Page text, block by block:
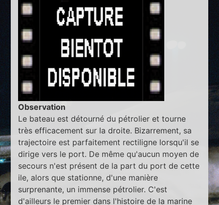
Observation
Le bateau est détourné du pétrolier et tourne
très efficacement sur la droite. Bizarrement, sa
trajectoire est parfaitement rectiligne lorsqu'il se
dirige vers le port. De même qu'aucun moyen de
secours n'est présent de la part du port de cette
ile, alors que stationne, d'une manière
surprenante, un immense pétrolier. C'est
d'ailleurs le premier dans l'histoire de la marine